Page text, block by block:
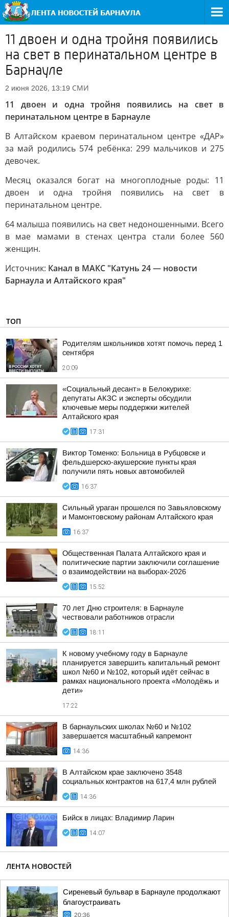
11 двоен и одна тройня появились
на свет в перинатальном центре в
Барнауле
2 июня 2026, 13:19 СМИ
11 двоен и одна тройня появились на свет в
перинатальном центре в Барнауле
В Алтайском краевом перинатальном центре «ДАР»
за май родились 574 ребёнка: 299 мальчиков и 275
девочек.
Месяц оказался богат на многоплодные роды: 11
двоен и одна тройня появились на свет в
перинатальном центре.
64 малыша появились на свет недоношенными. Всего
в мае мамами в стенах центра стали более 560
женщин.
Источник: Канал в МАКС "Катунь 24 — новости
Барнаула и Алтайского края"
ТОП
Родителям школьников хотят помочь перед 1
сентября
20:09
«Социальный десант» в Белокурихе:
депутаты АКЗС и эксперты обсудили
ключевые меры поддержки жителей
Алтайского края
17:31
Виктор Томенко: Больница в Рубцовске и
фельдшерско-акушерские пункты края
получили пять новых автомобилей
16:37
Сильный ураган прошелся по Завьяловскому
и Мамонтовскому районам Алтайского края
16:37
Общественная Палата Алтайского края и
политические партии заключили соглашение
о взаимодействии на выборах-2026
15:52
70 лет Дню строителя: в Барнауле
чествовали работников отрасли
18:11
К новому учебному году в Барнауле
планируется завершить капитальный ремонт
школ №60 и №102, который идёт сейчас в
рамках национального проекта «Молодёжь и
дети»
17:22
В барнаульских школах №60 и №102
завершается масштабный капремонт
14:36
В Алтайском крае заключено 3548
социальных контрактов на 617,4 млн рублей
14:36
Бийск в лицах: Владимир Ларин
14:07
ЛЕНТА НОВОСТЕЙ
Сиреневый бульвар в Барнауле продолжают
благоустраивать
20:36